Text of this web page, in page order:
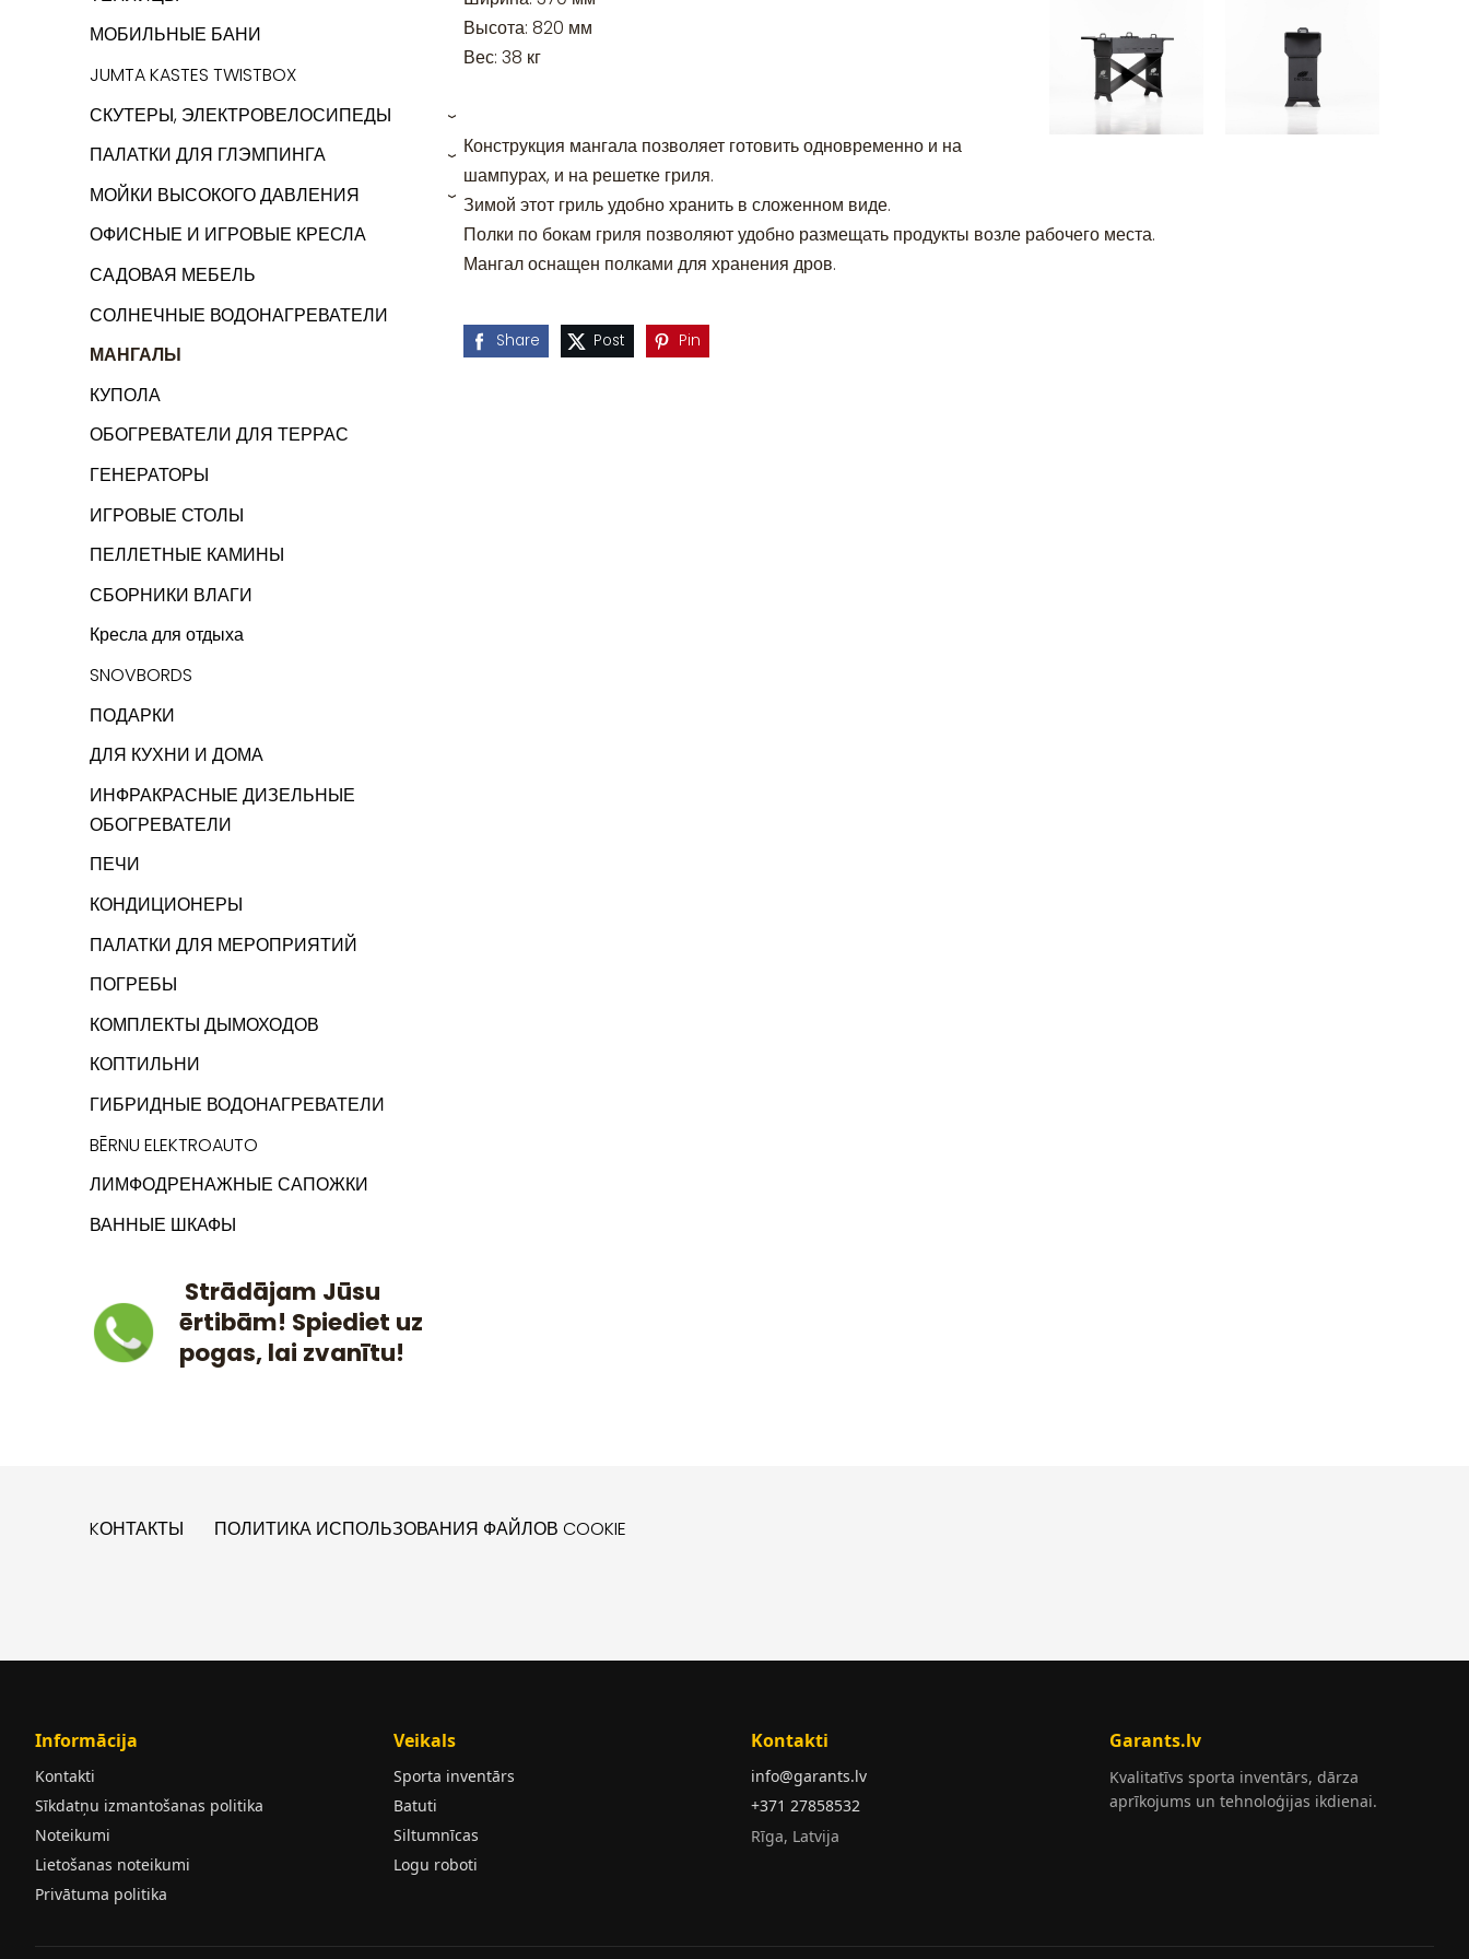
МОБИЛЬНЫЕ БАНИ
JUMTA KASTES TWISTBOX
СКУТЕРЫ, ЭЛЕКТРОВЕЛОСИПЕДЫ
›
ПАЛАТКИ ДЛЯ ГЛЭМПИНГА ›
МОЙКИ ВЫСОКОГО ДАВЛЕНИЯ ›
ОФИСНЫЕ И ИГРОВЫЕ КРЕСЛА
САДОВАЯ МЕБЕЛЬ
СОЛНЕЧНЫЕ ВОДОНАГРЕВАТЕЛИ
МАНГАЛЫ
КУПОЛА
ОБОГРЕВАТЕЛИ ДЛЯ ТЕРРАС
ГЕНЕРАТОРЫ
ИГРОВЫЕ СТОЛЫ
ПЕЛЛЕТНЫЕ КАМИНЫ
СБОРНИКИ ВЛАГИ
Кресла для отдыха
SNOVBORDS
ПОДАРКИ
ДЛЯ КУХНИ И ДОМА
ИНФРАКРАСНЫЕ ДИЗЕЛЬНЫЕ
ОБОГРЕВАТЕЛИ
ПЕЧИ
КОНДИЦИОНЕРЫ
ПАЛАТКИ ДЛЯ МЕРОПРИЯТИЙ
ПОГРЕБЫ
КОМПЛЕКТЫ ДЫМОХОДОВ
КОПТИЛЬНИ
ГИБРИДНЫЕ ВОДОНАГРЕВАТЕЛИ
BĒRNU ELEKTROAUTO
ЛИМФОДРЕНАЖНЫЕ САПОЖКИ
ВАННЫЕ ШКАФЫ
Strādājam Jūsu
ērtibām! Spiediet uz
pogas, lai zvanītu!
Высота: 820 мм
Вес: 38 кг
Конструкция мангала позволяет готовить одновременно и на
шампурах, и на решетке гриля.
Зимой этот гриль удобно хранить в сложенном виде.
Полки по бокам гриля позволяют удобно размещать продукты возле рабочего места.
Мангал оснащен полками для хранения дров.
Share Post Pin
KОНТАКТЫ ПОЛИТИКА ИСПОЛЬЗОВАНИЯ ФАЙЛОВ COOKIE
Informācija
Kontakti
Sīkdatņu izmantošanas politika
Noteikumi
Lietošanas noteikumi
Privātuma politika
Veikals
Sporta inventārs
Batuti
Siltumnīcas
Logu roboti
Kontakti
info@garants.lv
+371 27858532
Rīga, Latvija
Garants.lv
Kvalitatīvs sporta inventārs, dārza
aprīkojums un tehnoloģijas ikdienai.